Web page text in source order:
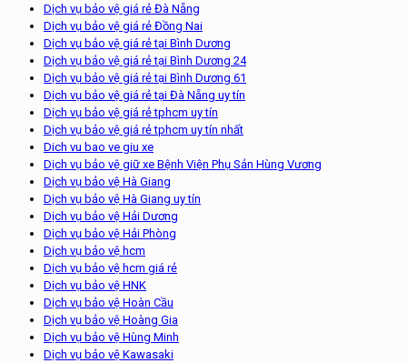
Dịch vụ bảo vệ giá rẻ Đà Nẵng
Dịch vụ bảo vệ giá rẻ Đồng Nai
Dịch vụ bảo vệ giá rẻ tại Bình Dương
Dịch vụ bảo vệ giá rẻ tại Bình Dương 24
Dịch vụ bảo vệ giá rẻ tại Bình Dương 61
Dịch vụ bảo vệ giá rẻ tại Đà Nẵng uy tín
Dịch vụ bảo vệ giá rẻ tphcm uy tín
Dịch vụ bảo vệ giá rẻ tphcm uy tín nhất
Dich vu bao ve giu xe
Dịch vụ bảo vệ giữ xe Bệnh Viện Phụ Sản Hùng Vương
Dịch vụ bảo vệ Hà Giang
Dịch vụ bảo vệ Hà Giang uy tín
Dịch vụ bảo vệ Hải Dương
Dịch vụ bảo vệ Hải Phòng
Dịch vụ bảo vệ hcm
Dịch vụ bảo vệ hcm giá rẻ
Dịch vụ bảo vệ HNK
Dịch vụ bảo vệ Hoàn Cầu
Dịch vụ bảo vệ Hoàng Gia
Dịch vụ bảo vệ Hùng Minh
Dịch vụ bảo vệ Kawasaki